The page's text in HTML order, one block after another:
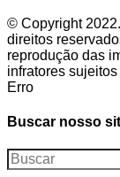
© Copyright
direitos
reprodução das
infratores
Erro
Buscar nosso